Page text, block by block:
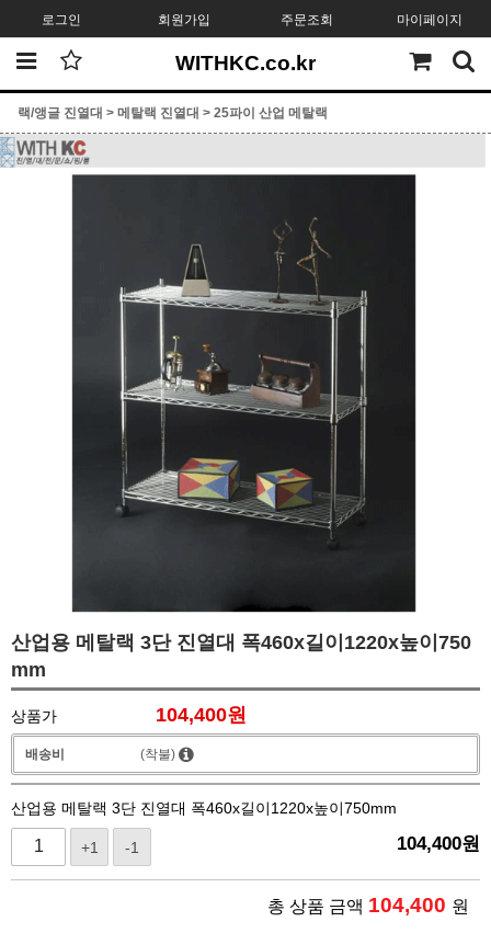
로그인 회원가입 주문조회 마이페이지
WITHKC.co.kr
랙/앵글 진열대 > 메탈랙 진열대 > 25파이 산업 메탈랙
산업용 메탈랙 3단 진열대 폭460x길이1220x높이750
mm
상품가 104,400원
배송비 (착불)
산업용 메탈랙 3단 진열대 폭460x길이1220x높이750mm
+1 -1 104,400원
총 상품 금액 104,400 원